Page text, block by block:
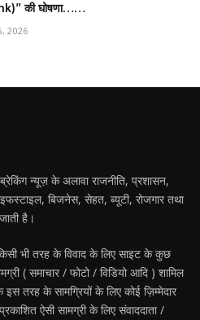
की घोषणा……
2026
न्यूज़ के अलावा राजनीति, प्रशासन,
बिजनेस, सेहत, ब्यूटी, रोजगार तथा
है।
भी तरह के विवाद के लिए साइट के कुछ
( समाचार / फोटो / विडियो आदि ) शामिल
तरह के सामग्रियों के लिए कोई ज़िम्मेदार
ऐसी सामग्री के लिए संवाददाता /